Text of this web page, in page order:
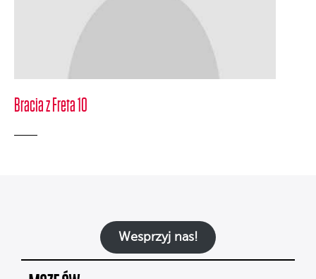
Bracia z Freta 10
Wesprzyj nas!